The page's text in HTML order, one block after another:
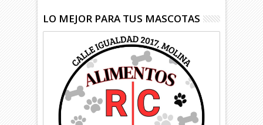
LO MEJOR PARA TUS MASCOTAS